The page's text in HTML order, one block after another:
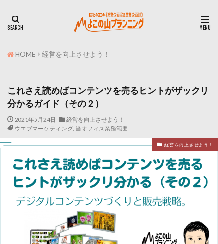
HOME 経営を向上させよう！
これさえ読めばコンテンツを売るヒントがザックリ
分かるガイド（その２）
2021年5月24日
経営を向上させよう！
ウエブマーケティング, 当オフィス業務範囲
経営を向上させよう！